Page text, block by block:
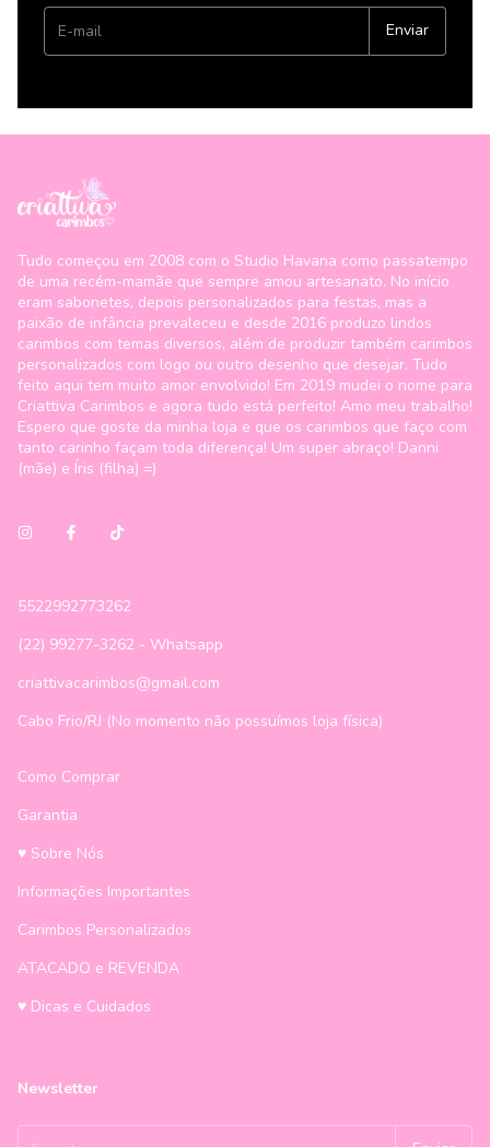
Tudo começou em 2008 com o Studio Havana como passatempo
de uma recém-mamãe que sempre amou artesanato. No início
eram sabonetes, depois personalizados para festas, mas a
paixão de infância prevaleceu e desde 2016 produzo lindos
carimbos com temas diversos, além de produzir também carimbos
personalizados com logo ou outro desenho que desejar. Tudo
feito aqui tem muito amor envolvido! Em 2019 mudei o nome para
Criattiva Carimbos e agora tudo está perfeito! Amo meu trabalho!
Espero que goste da minha loja e que os carimbos que faço com
tanto carinho façam toda diferença! Um super abraço! Danni
(mãe) e Íris (filha) =)
5522992773262
(22) 99277-3262 - Whatsapp
criattivacarimbos@gmail.com
Cabo Frio/RJ (No momento não possuímos loja física)
Como Comprar
Garantia
♥ Sobre Nós
Informações Importantes
Carimbos Personalizados
ATACADO e REVENDA
♥ Dicas e Cuidados
Newsletter